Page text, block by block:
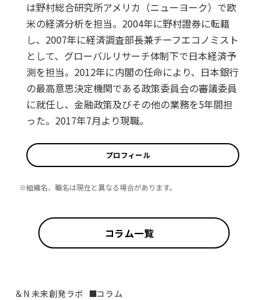
は野村総合研究所アメリカ（ニューヨーク）で欧
米の経済分析を担当。2004年に野村證券に転籍
し、2007年に経済調査部長兼チーフエコノミスト
として、グローバルリサーチ体制下で日本経済予
測を担当。2012年に内閣の任命により、日本銀行
の最高意思決定機関である政策委員会の審議委員
に就任し、金融政策及びその他の業務を5年間担
った。2017年7月より現職。
プロフィール
※組織名、職名は現在と異なる場合があります。
コラム一覧
＆N 未来創発ラボ
コラム